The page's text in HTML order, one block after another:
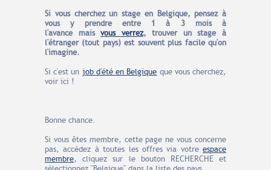
Si vous cherchez un stage en Belgique, pensez à
vous y prendre entre 1 à 3 mois à
l'avance
maisvous verrez, trouver un stage à
l'étranger (tout pays) est souvent plus facile qu'on
l'imagine.
Si c'est un job d'été en Belgique que vous cherchez,
voir ici !
Bonne chance.
Si vous êtes membre, cette page ne vous concerne
pas, accédez à toutes les offres via votre espace
membre, cliquez sur le bouton RECHERCHE et